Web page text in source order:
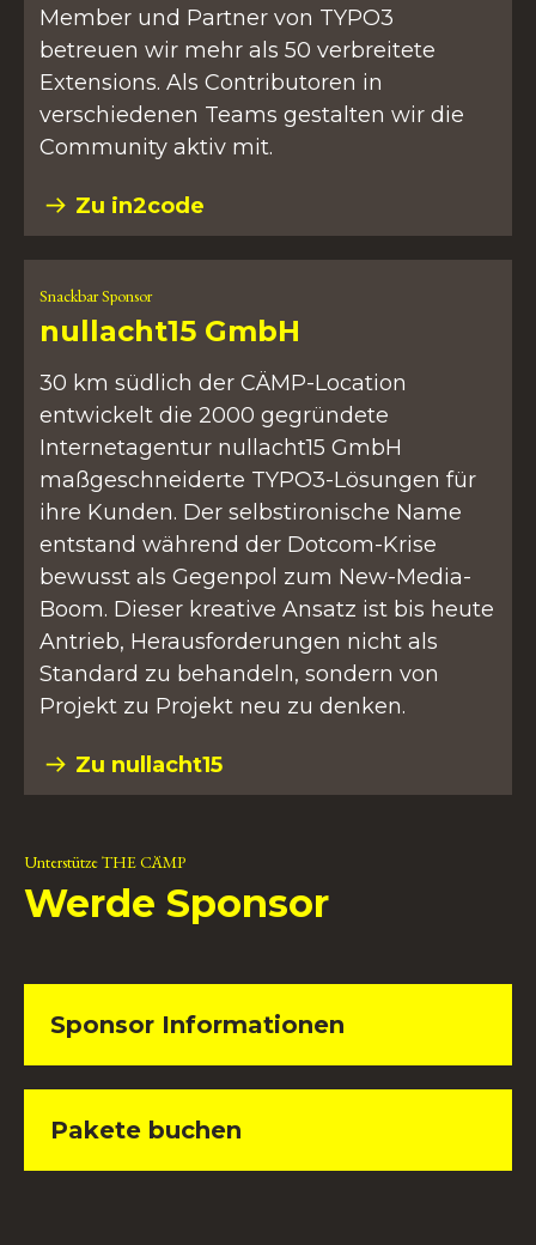
Member und Partner von TYPO3
betreuen wir mehr als 50 verbreitete
Extensions. Als Contributoren in
verschiedenen Teams gestalten wir die
Community aktiv mit.
Zu in2code
Snackbar Sponsor
nullacht15 GmbH
30 km südlich der CÄMP-Location
entwickelt die 2000 gegründete
Internetagentur nullacht15 GmbH
maßgeschneiderte TYPO3-Lösungen für
ihre Kunden. Der selbstironische Name
entstand während der Dotcom-Krise
bewusst als Gegenpol zum New-Media-
Boom. Dieser kreative Ansatz ist bis heute
Antrieb, Herausforderungen nicht als
Standard zu behandeln, sondern von
Projekt zu Projekt neu zu denken.
Zu nullacht15
Unterstütze THE CÄMP
Werde Sponsor
Sponsor Informationen
Pakete buchen